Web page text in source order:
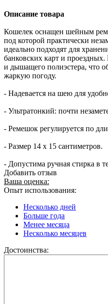
Описание товара
Кошелек оснащен шейным
под которой практически
идеально подходят для
банковских карт и проездных.
и дышащего полиэстера, что
жаркую погоду.
- Надевается на шею для
- Ультратонкий: почти
- Ремешок регулируется по
- Размер 14 х 15 сантиметров.
- Допустима ручная стирка в
Добавить отзыв
Ваша оценка:
Опыт использования:
Несколько дней
Больше года
Менее месяца
Несколько месяцев
Достоинства: